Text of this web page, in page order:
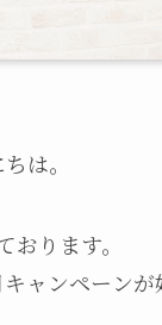
は。
ります。
ャンペーンが